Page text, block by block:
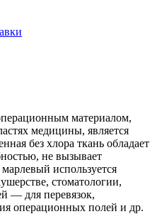
материалом,
медицины, является
без хлора ткань обладает
не вызывает
используется
стоматологии,
— для перевязок,
операционных полей и др.